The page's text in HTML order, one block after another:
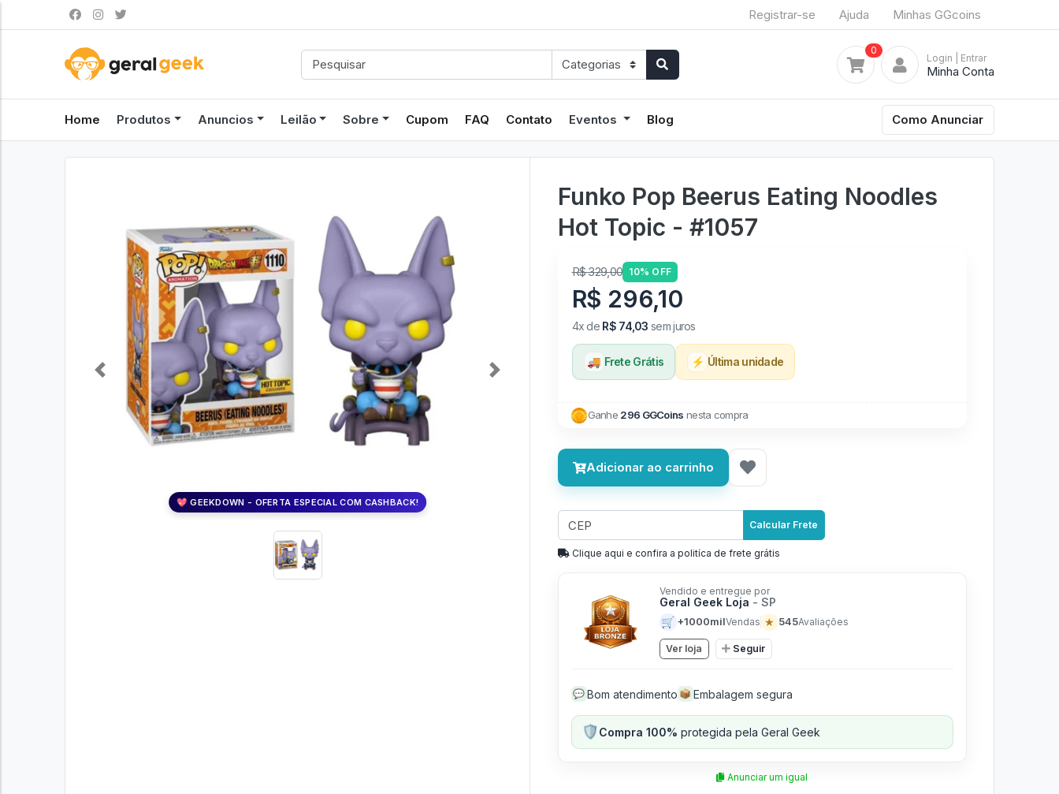
Registrar-se Ajuda Minhas GGcoins
0
Login | Entrar
Minha Conta
Home Produtos Anuncios Leilão Sobre Cupom FAQ Contato Eventos Blog Como Anunciar
💖 GEEKDOWN - OFERTA ESPECIAL COM CASHBACK!
Previous Next
Funko Pop Beerus Eating Noodles
Hot Topic - #1057
R$ 329,00 10% OFF
R$ 296,10
4x de R$ 74,03 sem juros
🚚 Frete Grátis ⚡ Última unidade
Ganhe 296 GGCoins nesta compra
Adicionar ao carrinho
Calcular Frete
Clique aqui e confira a politíca de frete grátis
Vendido e entregue por
Geral Geek Loja - SP
🛒 +1000milVendas ★ 545Avaliações
Ver loja Seguir
💬 Bom atendimento 📦 Embalagem segura
🛡️Compra 100% protegida pela Geral Geek
Anunciar um igual